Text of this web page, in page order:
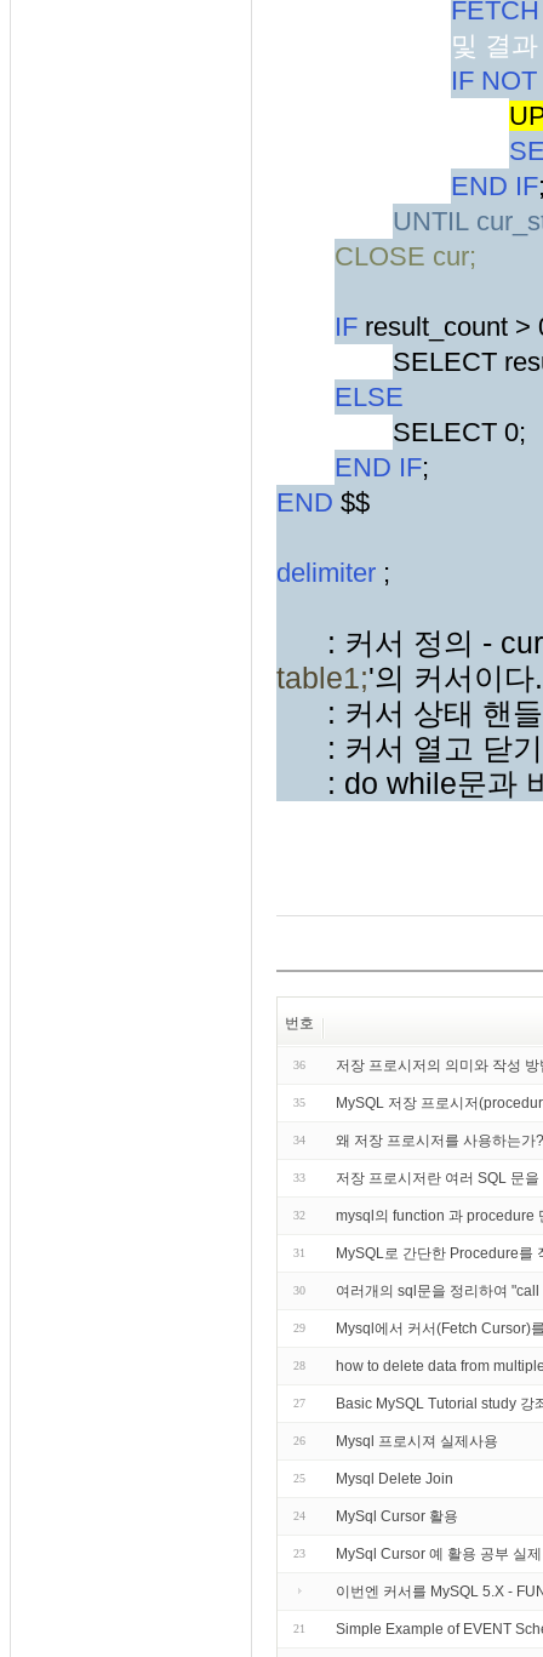
FETCH
및 결
IF NOT
END IF
UNTIL
CLOSE cur;
IF result_count >
SELECT
ELSE
SELECT 0;
END IF;
END $$
delimiter ;
: 커서 정의 -
table1;'의 커서이다.
: 커서 상태 핸
: 커서 열고 닫
: do while문과
번호
36 저장 프로시저의 의미와 작성
35 MySQL 저장 프로시저
34 왜 저장 프로시저를 사용하는가?
33 저장 프로시저란 여러 SQL 문
32 mysql의 function 과 procedure
31 MySQL로 간단한 Procedure를
30 여러개의 sql문을 정리하여
29 Mysql에서 커서(Fetch Cursor)
28 how to delete data from
27 Basic MySQL Tutorial study 강
26 Mysql 프로시져 실제사용
25 Mysql Delete Join
24 MySql Cursor 활용
23 MySql Cursor 예 활용 공부 실
이번엔 커서를 MySQL 5.X -
21 Simple Example of EVENT